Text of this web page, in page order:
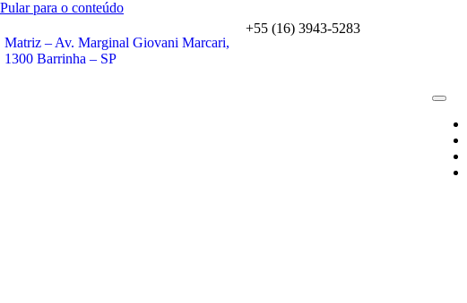
Pular para o conteúdo
Matriz – Av. Marginal Giovani Marcari,
1300 Barrinha – SP
+55 (16) 3943-5283